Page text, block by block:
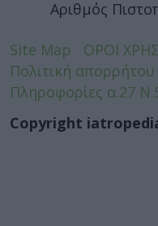
Αριθμός
Site Map ΟΡΟΙ
Πολιτική απορρήτου
Πληροφορίες α.27
Copyright